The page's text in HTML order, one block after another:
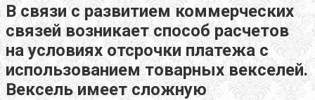
В связи с развитием коммерческих
связей возникает способ расчетов
на условиях отсрочки платежа с
использованием товарных векселей.
Вексель имеет сложную